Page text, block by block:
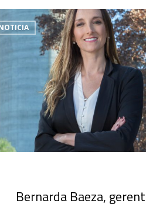
Bernarda Baeza,